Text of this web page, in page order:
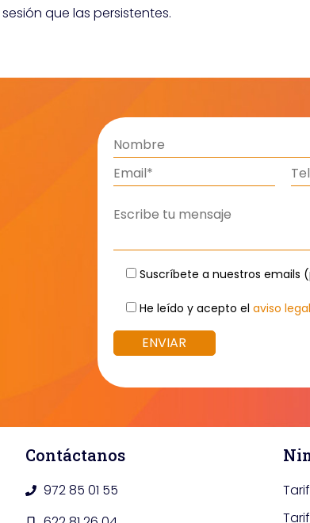
que las persistentes.
Suscríbete a nuestros emails
He leído y acepto el aviso legal
Contáctanos
972 85 01 55